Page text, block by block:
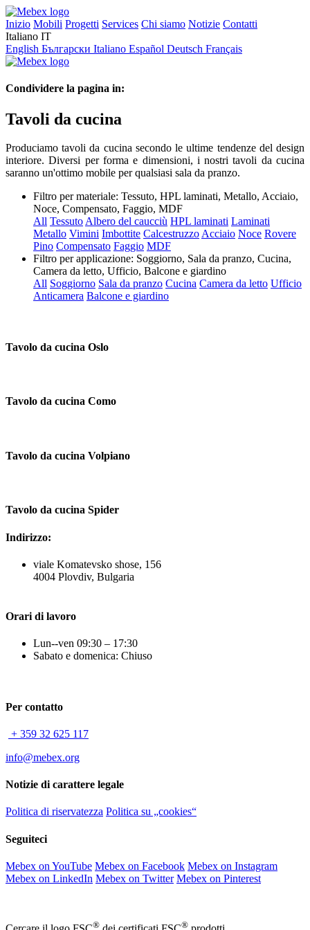
Inizio Mobili Progetti Services Chi siamo Notizie Contatti
Italiano IT
English Български Italiano Español Deutsch Français
Condividere la pagina in:
Tavoli da cucina
Produciamo tavoli da cucina secondo le ultime tendenze del design
interiore. Diversi per forma e dimensioni, i nostri tavoli da cucina
saranno un'ottimo mobile per qualsiasi sala da pranzo.
Filtro per materiale: Tessuto, HPL laminati, Metallo, Acciaio,
Noce, Compensato, Faggio, MDF
All TessutoAlbero del caucciù HPL laminati Laminati
Metallo Vimini Imbottite CalcestruzzoAcciaio Noce Rovere
Pino Compensato Faggio MDF
Filtro per applicazione: Soggiorno, Sala da pranzo, Cucina,
Camera da letto, Ufficio, Balcone e giardino
All Soggiorno Sala da pranzo Cucina Camera da letto Ufficio
Anticamera Balcone e giardino
Tavolo da cucina Oslo
Tavolo da cucina Como
Tavolo da cucina Volpiano
Tavolo da cucina Spider
Indirizzo:
viale Komatevsko shose, 156
4004 Plovdiv, Bulgaria
Orari di lavoro
Lun--ven 09:30 – 17:30
Sabato e domenica: Chiuso
Per contatto
+ 359 32 625 117
info@mebex.org
Notizie di carattere legale
Politica di riservatezza Politica su „cookies“
Seguiteci
Mebex on YouTube Mebex on Facebook Mebex on Instagram
Mebex on LinkedIn Mebex on Twitter Mebex on Pinterest
® ®